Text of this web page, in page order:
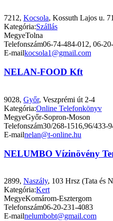
7212, Kocsola, Kossuth Lajos u.
Kategória:Szállás
MegyeTolna
Telefonszám06-74-484-012, 06-
E-mailkocsola1@gmail.com
NELAN-FOOD Kft
9028, Győr, Veszprémi út 2-4
Kategória:Online Telefonkönyv
MegyeGyőr-Sopron-Moson
Telefonszám30/268-1516,96/433-
E-mailnelan@t-online.hu
NELUMBO Vízinövény
2899, Naszály, 103 Hrsz (Tata és
Kategória:Kert
MegyeKomárom-Esztergom
Telefonszám06-20-231-4083
E-mailnelumbobt@gmail.com